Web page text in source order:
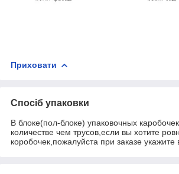
Приховати
Спосіб упаковки
В блоке(пол-блоке) упаковочных
количестве чем трусов,если вы хотите
коробочек,пожалуйста при заказе укажите